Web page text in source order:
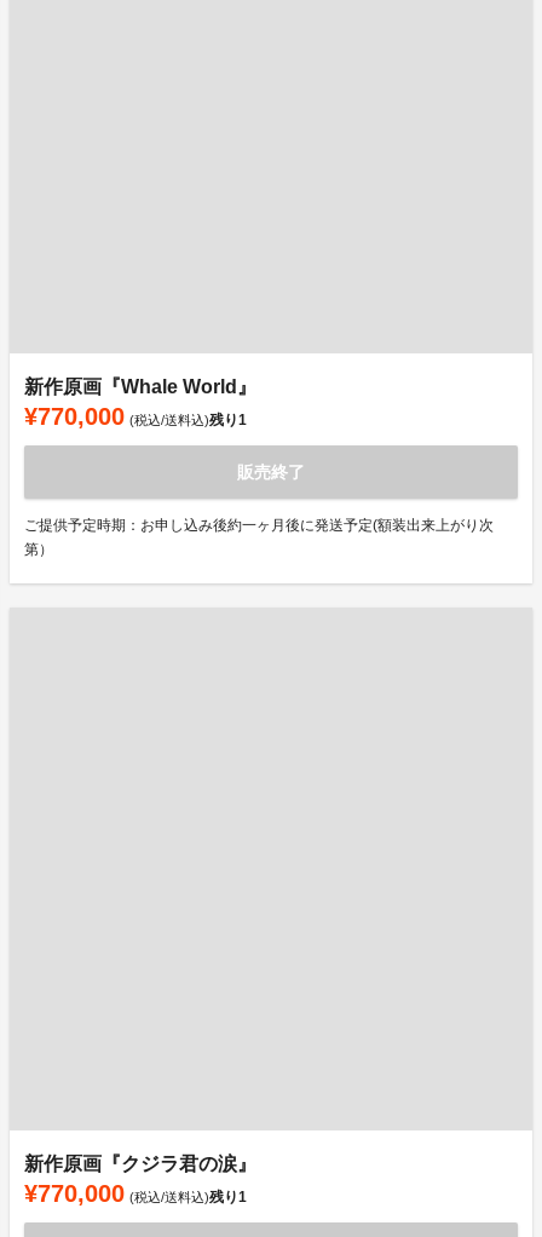
新作原画『Whale World』
¥770,000 (税込/送料込)残り1
販売終了
ご提供予定時期：お申し込み後約一ヶ月後に発送予定(額装出来上がり次
第）
新作原画『クジラ君の涙』
¥770,000 (税込/送料込)残り1